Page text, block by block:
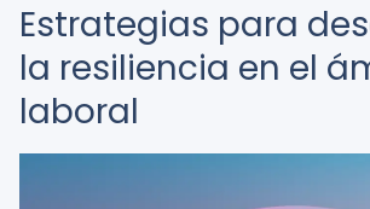
Estrategias para
la resiliencia en el
laboral